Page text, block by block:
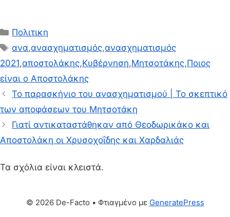
Κατηγορίες
Πολιτικη
Ετικέτες
ανα,ανασχηματισμός,ανασχηματισμός
2021,αποστολάκης,Κυβέρνηση,Μητσοτάκης,Ποιος
είναι ο Αποστολάκης
Το παρασκήνιο του ανασχηματισμού | Το σκεπτικό
των αποφάσεων του Μητσοτάκη
Γιατί αντικαταστάθηκαν από Θεοδωρικάκο και
Αποστολάκη οι Χρυσοχοΐδης και Χαρδαλιάς
Τα σχόλια είναι κλειστά.
© 2026 De-Facto • Φτιαγμένο με GeneratePress